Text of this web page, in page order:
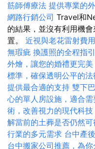
筋師傅療法 提供專業的
網路行銷公司 Travel和
的結果，並沒有利用機
置。 近視與老花雷射費
無瑕疵 換護照的全程指
外燴，讓您的婚禮更完美
標準，確保透明公平的法
提供最合適的支持 雙下
心的單人房設施，適合
術，改善視力的現代科技
解當前的土葬是否仍然可
行業的多元需求 台中產
台中搬家公司推薦，為